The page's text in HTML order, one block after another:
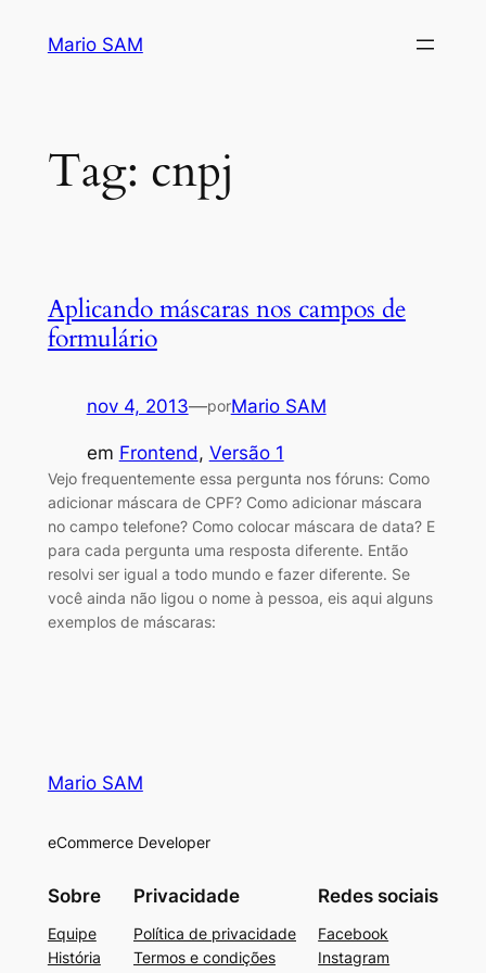
Mario SAM
Tag: cnpj
Aplicando máscaras nos campos de
formulário
nov 4, 2013—porMario SAM
em Frontend, Versão 1
Vejo frequentemente essa pergunta nos fóruns: Como
adicionar máscara de CPF? Como adicionar máscara
no campo telefone? Como colocar máscara de data? E
para cada pergunta uma resposta diferente. Então
resolvi ser igual a todo mundo e fazer diferente. Se
você ainda não ligou o nome à pessoa, eis aqui alguns
exemplos de máscaras:
Mario SAM
eCommerce Developer
Sobre
Equipe
História
Privacidade
Política de privacidade
Termos e condições
Redes sociais
Facebook
Instagram